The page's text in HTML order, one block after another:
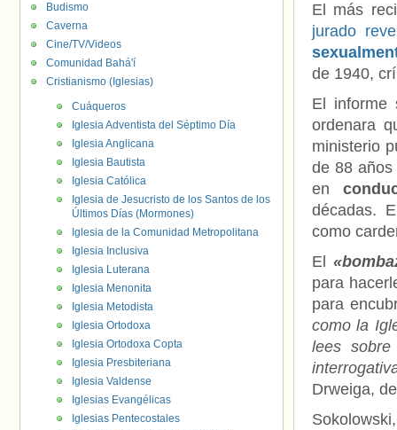
El más
jurado
de 1940,
El informe
ordenara
ministerio
de 88 años
en
décadas.
como
El
para
para
como la
lees
Drweiga,
Budismo
Caverna
Cine/TV/Videos
Comunidad Bahá'í
Cristianismo (Iglesias)
Cuáqueros
Iglesia Adventista del Séptimo Día
Iglesia Anglicana
Iglesia Bautista
Iglesia Católica
Iglesia de Jesucristo de los Santos de los
Últimos Días (Mormones)
Iglesia de la Comunidad Metropolitana
Iglesia Inclusiva
Iglesia Luterana
Iglesia Menonita
Iglesia Metodista
Iglesia Ortodoxa
Iglesia Ortodoxa Copta
Iglesia Presbiteriana
Iglesia Valdense
Iglesias Evangélicas
Iglesias Pentecostales